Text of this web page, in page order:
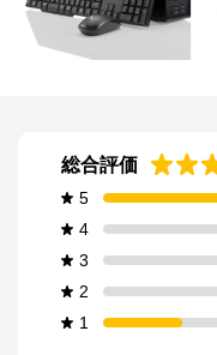
総合評価
5
4
3
2
1